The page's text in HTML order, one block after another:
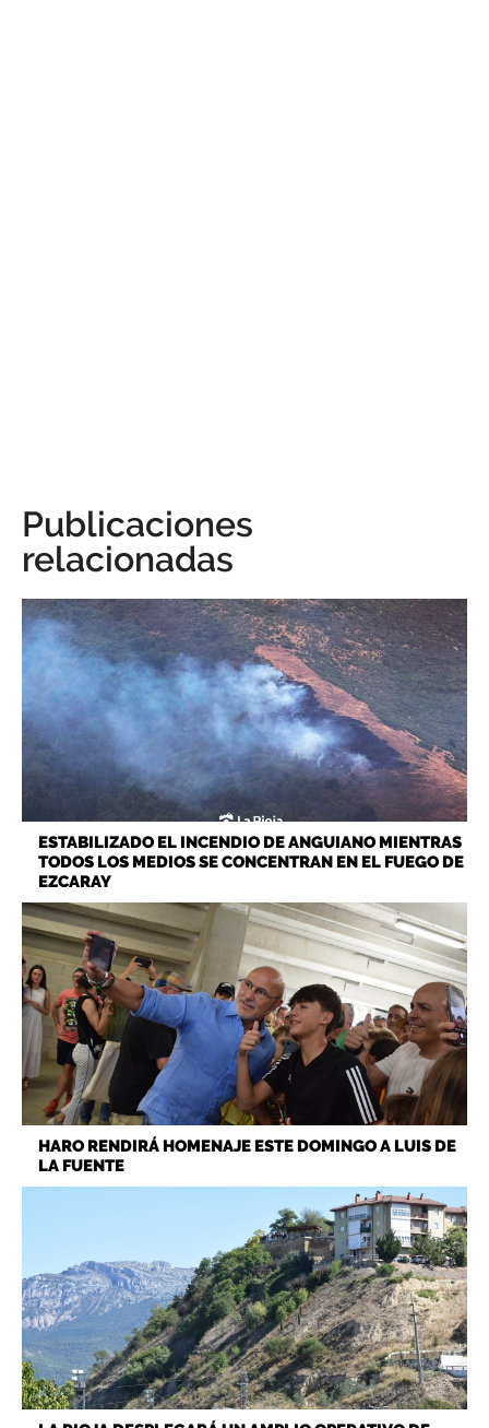
Publicaciones
relacionadas
ESTABILIZADO EL INCENDIO DE ANGUIANO MIENTRAS
TODOS LOS MEDIOS SE CONCENTRAN EN EL FUEGO DE
EZCARAY
HARO RENDIRÁ HOMENAJE ESTE DOMINGO A LUIS DE
LA FUENTE